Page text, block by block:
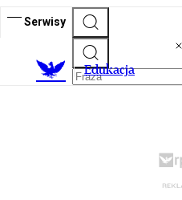
Serwisy
Edukacja